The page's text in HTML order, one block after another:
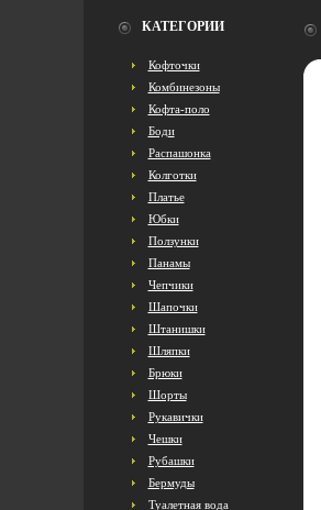
КАТЕГОРИИ
Кофточки
Комбинезоны
Кофта-поло
Боди
Распашонка
Колготки
Платье
Юбки
Ползунки
Панамы
Чепчики
Шапочки
Штанишки
Шляпки
Брюки
Шорты
Рукавички
Чешки
Рубашки
Бермуды
Туалетная вода